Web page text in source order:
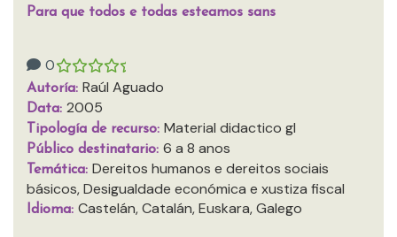
Para que todos e todas esteamos sans
0
Autoría: Raúl Aguado
Data: 2005
Tipología de recurso: Material didactico gl
Público destinatario: 6 a 8 anos
Temática: Dereitos humanos e dereitos sociais
básicos, Desigualdade económica e xustiza fiscal
Idioma: Castelán, Catalán, Euskara, Galego